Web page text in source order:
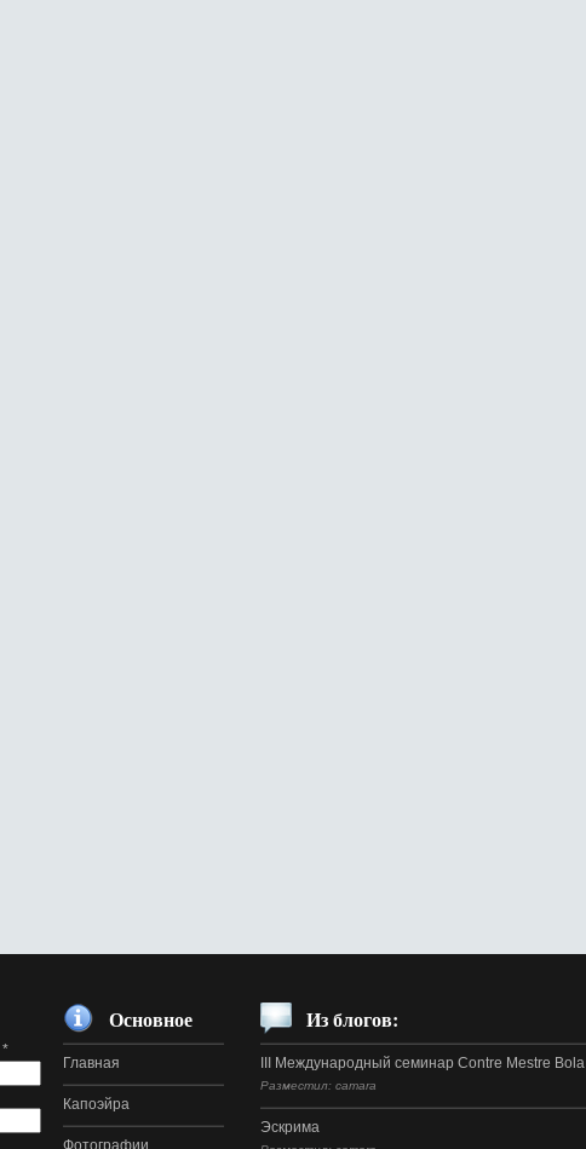
*
Основное
Главная
Капоэйра
Фотографии
Из блогов:
III Международный семинар Contre Mestre Bola
Разместил: camara
Эскрима